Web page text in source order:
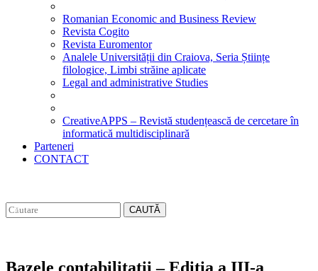
Romanian Economic and Business Review
Revista Cogito
Revista Euromentor
Analele Universității din Craiova, Seria Științe
filologice, Limbi străine aplicate
Legal and administrative Studies
CreativeAPPS – Revistă studențească de cercetare în
informatică multidisciplinară
Parteneri
CONTACT
CAUTĂ